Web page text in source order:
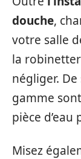
douche,
votre salle
la
négliger.
gamme
pièce
Misez